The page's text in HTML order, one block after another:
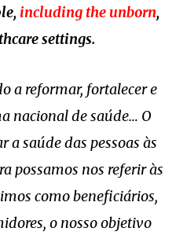
including the unborn,
settings.
a reformar, fortalecer e
nacional de saúde… O
a saúde das pessoas às
possamos nos referir às
como beneficiários,
o nosso objetivo